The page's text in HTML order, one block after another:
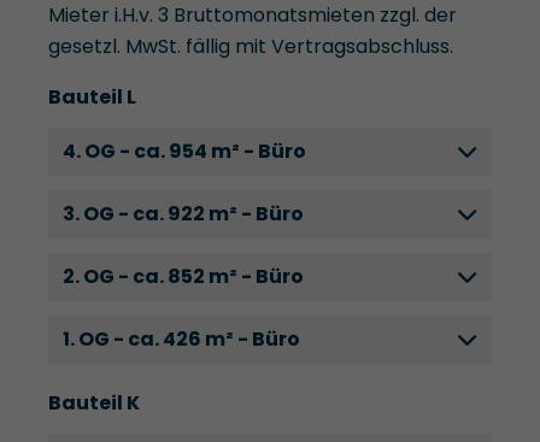
Mieter i.H.v. 3 Bruttomonatsmieten zzgl. der
gesetzl. MwSt. fällig mit Vertragsabschluss.
Bauteil L
4. OG - ca. 954 m² - Büro
3. OG - ca. 922 m² - Büro
2. OG - ca. 852 m² - Büro
1. OG - ca. 426 m² - Büro
Bauteil K